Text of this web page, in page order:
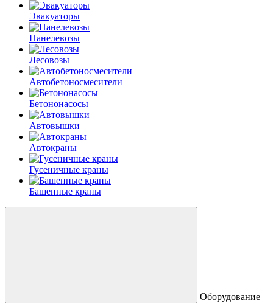
Эвакуаторы
Панелевозы
Лесовозы
Автобетоно­смесители
Бетононасосы
Автовышки
Автокраны
Гусеничные краны
Башенные краны
Оборудование